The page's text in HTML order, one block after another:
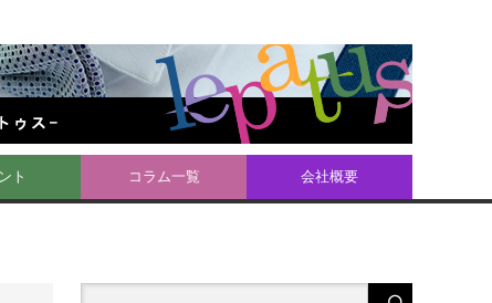
ト コラム一覧 会社概要